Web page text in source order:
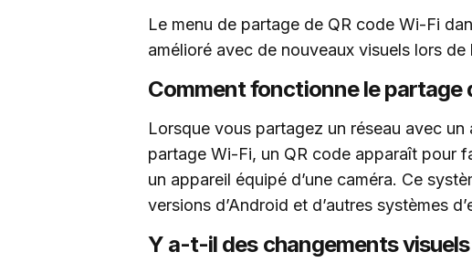
Le menu de partage de QR code Wi-Fi
amélioré avec de nouveaux visuels lors de
Comment fonctionne le partage
Lorsque vous partagez un réseau avec
partage Wi-Fi, un QR code apparaît pour
un appareil équipé d’une caméra. Ce
versions d’Android et d’autres systèmes
Y a-t-il des changements visuels